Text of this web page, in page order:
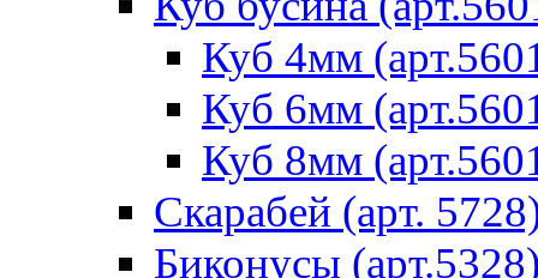
Куб 4мм
Куб 6мм
Куб 8мм
Скарабей (арт.
Биконусы